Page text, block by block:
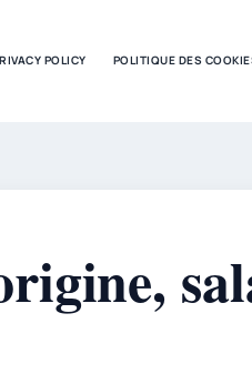
POLICY POLITIQUE DES